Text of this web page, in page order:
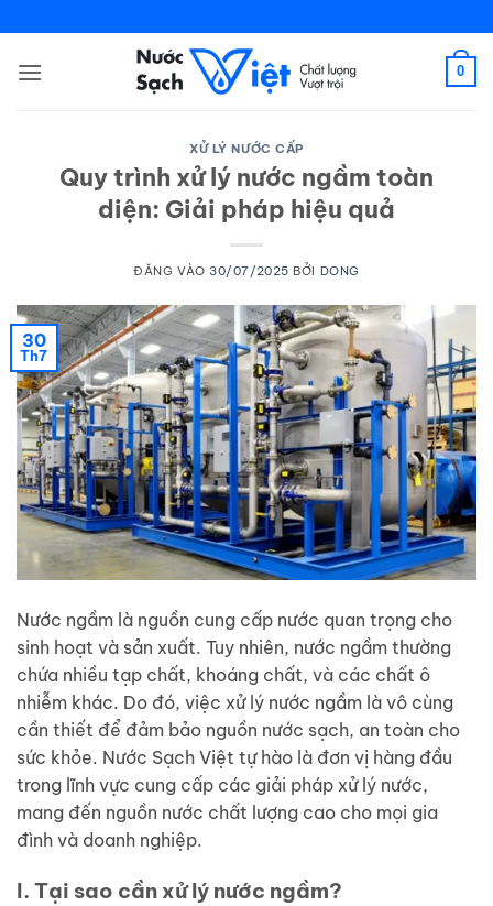
qua
nội
0
XỬ LÝ NƯỚC CẤP
Quy trình xử lý nước ngầm toàn
diện: Giải pháp hiệu quả
ĐĂNG VÀO30/07/2025 BỞI DONG
30
Th7
Nước ngầm là nguồn cung cấp nước quan trọng cho
sinh hoạt và sản xuất. Tuy nhiên, nước ngầm thường
chứa nhiều tạp chất, khoáng chất, và các chất ô
nhiễm khác. Do đó, việc xử lý nước ngầm là vô cùng
cần thiết để đảm bảo nguồn nước sạch, an toàn cho
sức khỏe. Nước Sạch Việt tự hào là đơn vị hàng đầu
trong lĩnh vực cung cấp các giải pháp xử lý nước,
mang đến nguồn nước chất lượng cao cho mọi gia
đình và doanh nghiệp.
I. Tại sao cần xử lý nước ngầm?